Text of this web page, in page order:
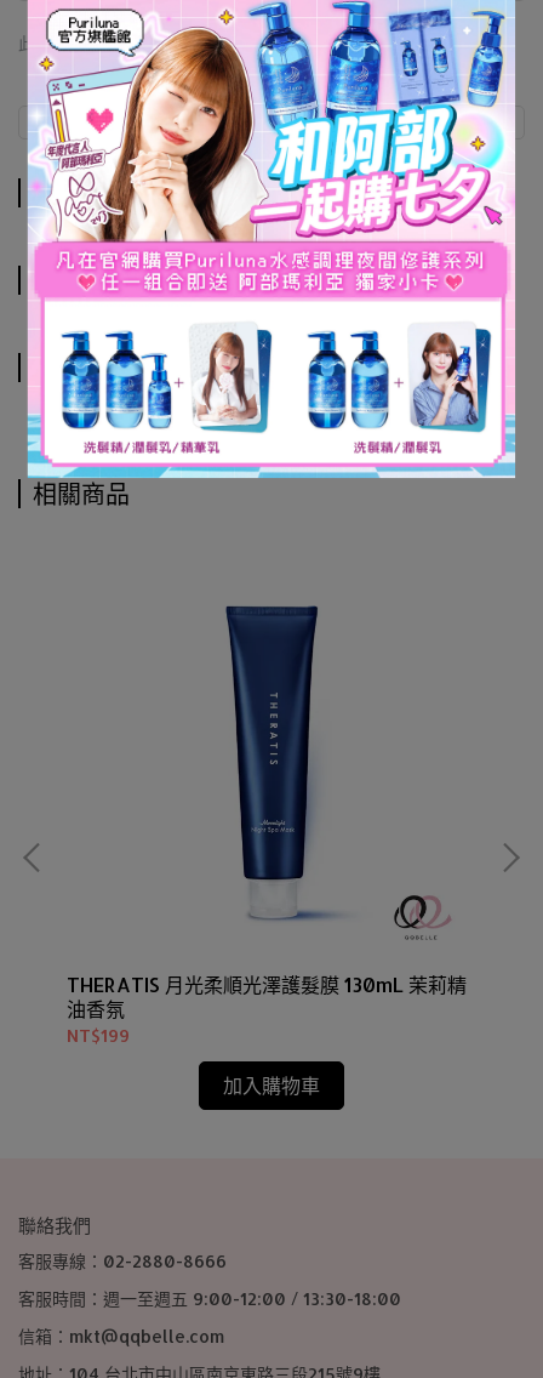
此商品 「 最高 」可以折抵紅利0點 (約等於NT$0)
商品介紹 規格說明 運送方式
商品介紹
規格說明
運送方式
相關商品
THERATIS 月光柔順光澤護髮膜 130mL 茉莉精
油香氛
NT$199
加入購物車
聯絡我們
客服專線：02-2880-8666
客服時間：週一至週五 9:00-12:00 / 13:30-18:00
信箱：mkt@qqbelle.com
地址：104 台北市中山區南京東路三段215號9樓